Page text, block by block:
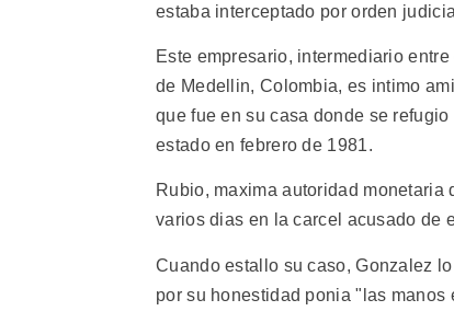
estaba interceptado por orden
Este empresario, intermediario
de Medellin, Colombia, es intimo
que fue en su casa donde se
estado en febrero de 1981.
Rubio, maxima autoridad
varios dias en la carcel acusado de
Cuando estallo su caso, Gonzalez
por su honestidad ponia "las manos